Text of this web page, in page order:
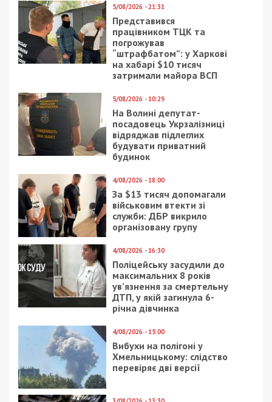
Нагадаємо, раніше ми повідомляли про те, що на
хабарі у понад 21 тисячу доларівзатримали
посадовицю інституту НААН та двох її
спільників.
Facebook
Telegram
Twitter
WhatsApp
ViberEmail
Категории: Гроші,Суспільство
збитки державі
посадовець,
розслідування
Рекламні блоки дають нам змогу
залишатися незалежними ЗМІ, а вам -
отримувати найсвіжіші новини під ними.
Приєднуйтесь також до 49000 в Google News. Слідкуйте
за останніми новинами!
Приєднатися
Читайте також
Предыдущая статья:
Полковник ДПСУ не хотів їхати на фронт і
вирішив заплатити за “правильне”
рішення ВЛК